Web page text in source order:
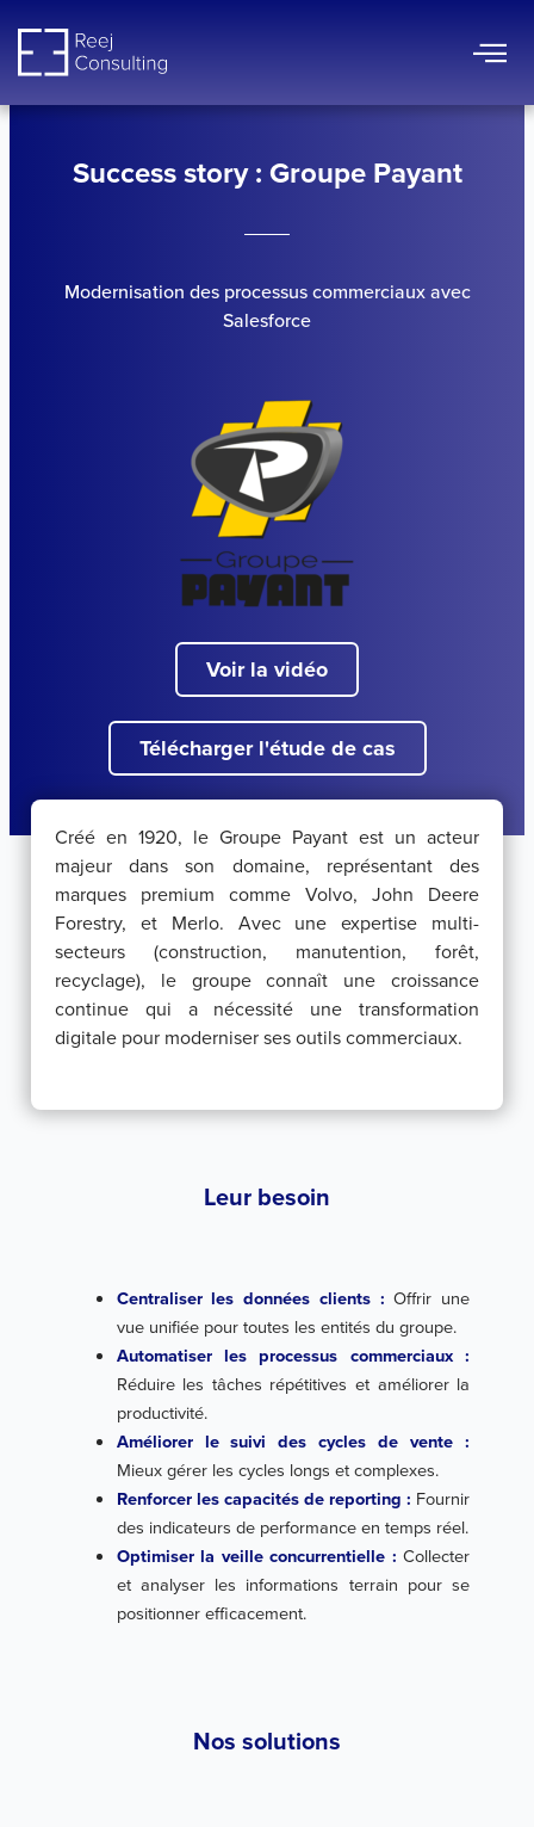
contenu
Success story : Groupe Payant
Modernisation des processus commerciaux avec
Salesforce
Voir la vidéo
Télécharger l'étude de cas
Créé en 1920, le Groupe Payant est un acteur
majeur dans son domaine, représentant des
marques premium comme Volvo, John Deere
Forestry, et Merlo. Avec une expertise multi-
secteurs (construction, manutention, forêt,
recyclage), le groupe connaît une croissance
continue qui a nécessité une transformation
digitale pour moderniser ses outils commerciaux.
Leur besoin
Centraliser les données clients : Offrir une
vue unifiée pour toutes les entités du groupe.
Automatiser les processus commerciaux :
Réduire les tâches répétitives et améliorer la
productivité.
Améliorer le suivi des cycles de vente :
Mieux gérer les cycles longs et complexes.
Renforcer les capacités de reporting : Fournir
des indicateurs de performance en temps réel.
Optimiser la veille concurrentielle : Collecter
et analyser les informations terrain pour se
positionner efficacement.
Nos solutions